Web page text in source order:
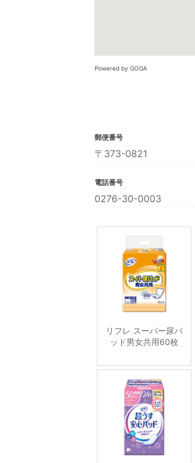
Powered by GOGA
郵便番号
〒373-0821
電話番号
0276-30-0003
リフレ スーパー尿パ
ッド男女共用60枚